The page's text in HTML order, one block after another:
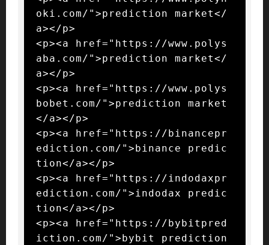
oki.com/">prediction market</
a></p>
<p><a href="https://www.polys
aba.com/">prediction market</
a></p>
<p><a href="https://www.polys
bobet.com/">prediction market
</a></p>
<p><a href="https://binancepr
ediction.com/">binance predic
tion</a></p>
<p><a href="https://indodaxpr
ediction.com/">indodax predic
tion</a></p>
<p><a href="https://bybitpred
iction.com/">bybit prediction